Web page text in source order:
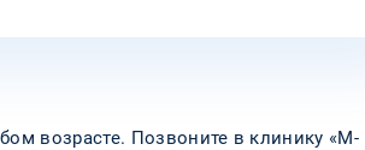
возрасте. Позвоните в клинику «М-